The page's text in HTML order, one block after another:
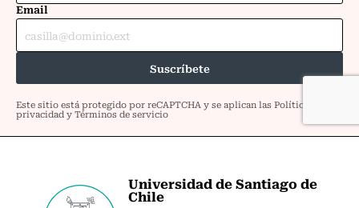
Universidad de Santiago de
Chile